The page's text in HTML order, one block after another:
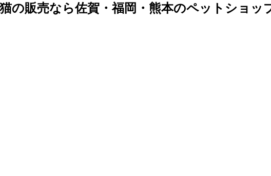
の販売なら佐賀・福岡・熊本のペットショッ